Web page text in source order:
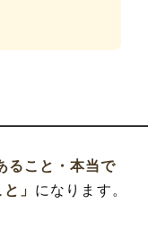
ること・本当で
」 になります。